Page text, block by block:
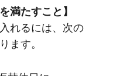
満たすこと​】
れるには、​次の​
ます。